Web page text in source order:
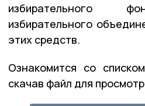
избирательного
избирательного
этих средств.
Ознакомится со
скачав файл для